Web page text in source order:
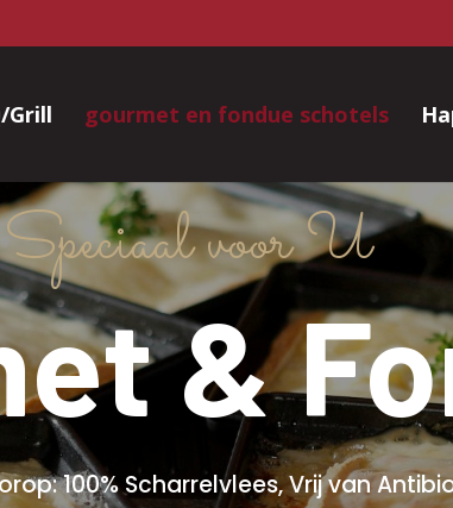
Grill gourmet en fondue schotels
Speciaal voor U
&
100% Scharrelvlees, Vrij van